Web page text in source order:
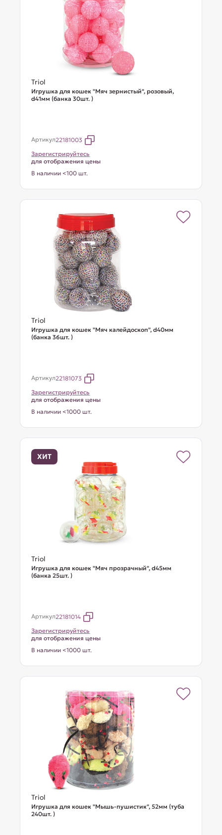
Triol
Игрушка для кошек "Мяч зернистый", розовый,
d41мм (банка 30шт. )
Артикул22181003
Зарегистрируйтесь
для отображения цены
В наличии <100 шт.
Triol
Игрушка для кошек "Мяч калейдоскоп", d40мм
(банка 36шт. )
Артикул22181073
Зарегистрируйтесь
для отображения цены
В наличии <1000 шт.
ХИТ
Triol
Игрушка для кошек "Мяч прозрачный", d45мм
(банка 25шт. )
Артикул22181014
Зарегистрируйтесь
для отображения цены
В наличии <1000 шт.
Triol
Игрушка для кошек "Мышь-пушистик", 52мм (туба
240шт. )